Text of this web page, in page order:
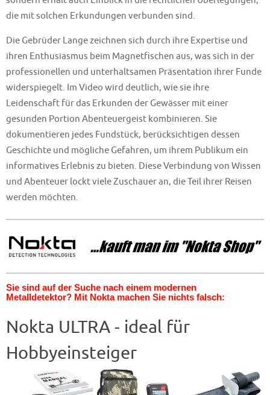
die mit solchen Erkundungen verbunden sind.
Die Gebrüder Lange zeichnen sich durch ihre Expertise und
ihren Enthusiasmus beim Magnetfischen aus, was sich in der
professionellen und unterhaltsamen Präsentation ihrer Funde
widerspiegelt. Im Video wird deutlich, wie sie ihre
Leidenschaft für das Erkunden der Gewässer mit einer
gesunden Portion Abenteuergeist kombinieren. Sie
dokumentieren jedes Fundstück, berücksichtigen dessen
Geschichte und mögliche Gefahren, um ihrem Publikum ein
informatives Erlebnis zu bieten. Diese Verbindung von Wissen
und Abenteuer lockt viele Zuschauer an, die Teil ihrer Reisen
werden möchten.
Sie sind auf der Suche nach einem modernen
Metalldetektor? Mit Nokta machen Sie nichts falsch:
Nokta ULTRA - ideal für
Hobbyeinsteiger